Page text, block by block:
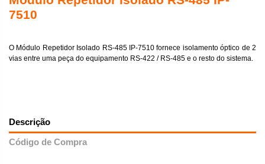
7510
O Módulo Repetidor Isolado RS-485 IP-7510 fornece isolamento óptico de 2
vias entre uma peça do equipamento RS-422 / RS-485 e o resto do sistema.
Descrição
Código de Compra